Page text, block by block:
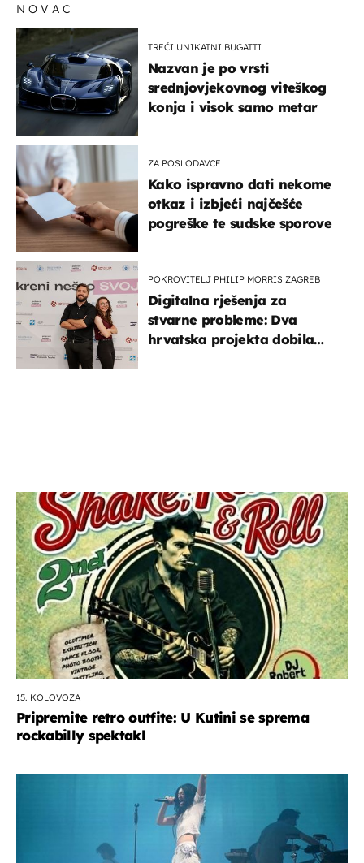
NOVAC
TREĆI UNIKATNI BUGATTI
Nazvan je po vrsti
srednjovjekovnog viteškog
konja i visok samo metar
ZA POSLODAVCE
Kako ispravno dati nekome
otkaz i izbjeći najčešće
pogreške te sudske sporove
POKROVITELJ PHILIP MORRIS ZAGREB
Digitalna rješenja za
stvarne probleme: Dva
hrvatska projekta dobila
15. KOLOVOZA
Pripremite retro outfite: U Kutini se sprema
rockabilly spektakl